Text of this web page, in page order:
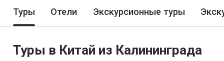
Туры Отели Экскурсионные туры
Туры в Китай из Калининграда